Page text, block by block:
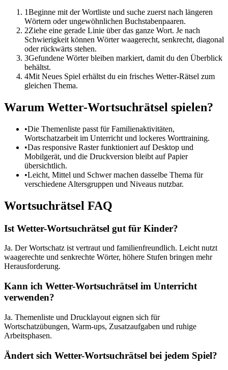
1Beginne mit der Wortliste und suche zuerst nach längeren
Wörtern oder ungewöhnlichen Buchstabenpaaren.
2Ziehe eine gerade Linie über das ganze Wort. Je nach
Schwierigkeit können Wörter waagerecht, senkrecht, diagonal
oder rückwärts stehen.
3Gefundene Wörter bleiben markiert, damit du den Überblick
behältst.
4Mit Neues Spiel erhältst du ein frisches Wetter-Rätsel zum
gleichen Thema.
Warum Wetter-Wortsuchrätsel spielen?
•Die Themenliste passt für Familienaktivitäten,
Wortschatzarbeit im Unterricht und lockeres Worttraining.
•Das responsive Raster funktioniert auf Desktop und
Mobilgerät, und die Druckversion bleibt auf Papier
übersichtlich.
•Leicht, Mittel und Schwer machen dasselbe Thema für
verschiedene Altersgruppen und Niveaus nutzbar.
Wortsuchrätsel FAQ
Ist Wetter-Wortsuchrätsel gut für Kinder?
Ja. Der Wortschatz ist vertraut und familienfreundlich. Leicht nutzt
waagerechte und senkrechte Wörter, höhere Stufen bringen mehr
Herausforderung.
Kann ich Wetter-Wortsuchrätsel im Unterricht
verwenden?
Ja. Themenliste und Drucklayout eignen sich für
Wortschatzübungen, Warm-ups, Zusatzaufgaben und ruhige
Arbeitsphasen.
Ändert sich Wetter-Wortsuchrätsel bei jedem Spiel?